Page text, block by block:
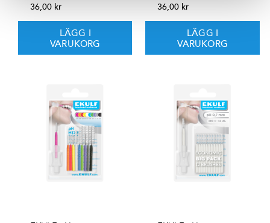
36,00 kr
LÄGG I
VARUKORG
36,00 kr
LÄGG I
VARUKORG